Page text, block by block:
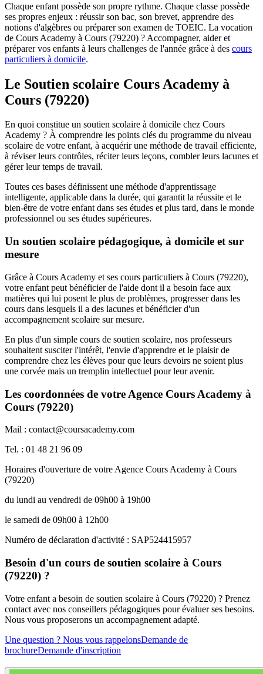
Chaque enfant possède son propre rythme. Chaque classe possède
ses propres enjeux : réussir son bac, son brevet, apprendre des
notions d'algèbres ou préparer son examen de TOEIC. La vocation
de Cours Academy à Cours (79220) ? Accompagner, aider et
préparer vos enfants à leurs challenges de l'année grâce à des cours
particuliers à domicile.
Le Soutien scolaire Cours Academy à
Cours (79220)
En quoi constitue un soutien scolaire à domicile chez Cours
Academy ? À comprendre les points clés du programme du niveau
scolaire de votre enfant, à acquérir une méthode de travail efficiente,
à réviser leurs contrôles, réciter leurs leçons, combler leurs lacunes et
gérer leur temps de travail.
Toutes ces bases définissent une méthode d'apprentissage
intelligente, applicable dans la durée, qui garantit la réussite et le
bien-être de votre enfant dans ses études et plus tard, dans le monde
professionnel ou ses études supérieures.
Un soutien scolaire pédagogique, à domicile et sur
mesure
Grâce à Cours Academy et ses cours particuliers à Cours (79220),
votre enfant peut bénéficier de l'aide dont il a besoin face aux
matières qui lui posent le plus de problèmes, progresser dans les
cours dans lesquels il a des lacunes et bénéficier d'un
accompagnement scolaire sur mesure.
En plus d'un simple cours de soutien scolaire, nos professeurs
souhaitent susciter l'intérêt, l'envie d'apprendre et le plaisir de
comprendre chez les élèves pour que leurs devoirs ne soient plus
une corvée mais un tremplin intellectuel pour leur avenir.
Les coordonnées de votre Agence Cours Academy à
Cours (79220)
Mail : contact@coursacademy.com
Tel. : 01 48 21 96 09
Horaires d'ouverture de votre Agence Cours Academy à Cours
(79220)
du lundi au vendredi de 09h00 à 19h00
le samedi de 09h00 à 12h00
Numéro de déclaration d'activité : SAP524415957
Besoin d'un cours de soutien scolaire à Cours
(79220) ?
Votre enfant a besoin de soutien scolaire à Cours (79220) ? Prenez
contact avec nos conseillers pédagogiques pour évaluer ses besoins.
Nous vous proposerons un accompagnement adapté.
Une question ? Nous vous rappelonsDemande de
brochureDemande d'inscription